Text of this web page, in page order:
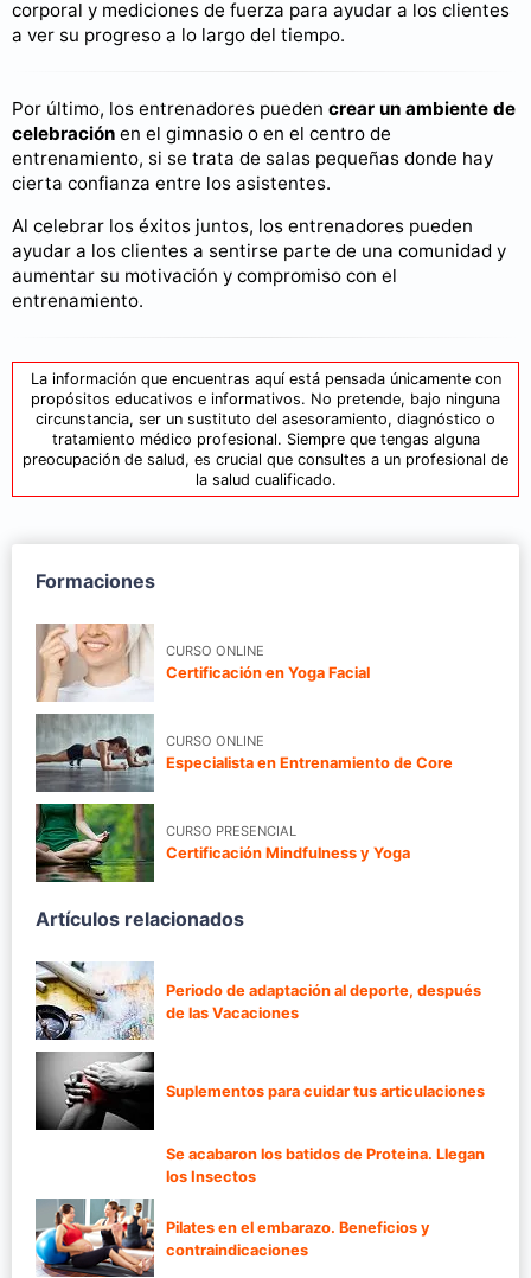
corporal y mediciones de fuerza para ayudar a los clientes
a ver su progreso a lo largo del tiempo.
Por último, los entrenadores pueden crear un ambiente de
celebración en el gimnasio o en el centro de
entrenamiento, si se trata de salas pequeñas donde hay
cierta confianza entre los asistentes.
Al celebrar los éxitos juntos, los entrenadores pueden
ayudar a los clientes a sentirse parte de una comunidad y
aumentar su motivación y compromiso con el
entrenamiento.
La información que encuentras aquí está pensada únicamente con
propósitos educativos e informativos. No pretende, bajo ninguna
circunstancia, ser un sustituto del asesoramiento, diagnóstico o
tratamiento médico profesional. Siempre que tengas alguna
preocupación de salud, es crucial que consultes a un profesional de
la salud cualificado.
Formaciones
CURSO ONLINE
Certificación en Yoga Facial
CURSO ONLINE
Especialista en Entrenamiento de Core
CURSO PRESENCIAL
Certificación Mindfulness y Yoga
Artículos relacionados
Periodo de adaptación al deporte, después
de las Vacaciones
Suplementos para cuidar tus articulaciones
Se acabaron los batidos de Proteina. Llegan
los Insectos
Pilates en el embarazo. Beneficios y
contraindicaciones